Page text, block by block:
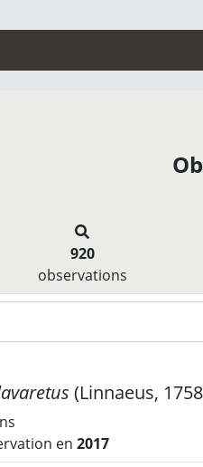
920
observations
(Linnaeus,
en 2017